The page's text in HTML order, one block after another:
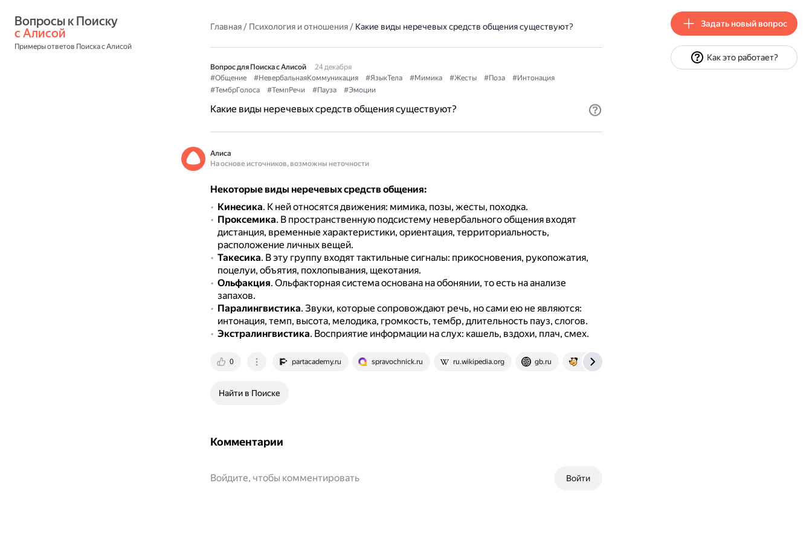
с Алисой
Примеры ответов Поиска с Алисой
Главная/ Психология и отношения/ Какие виды неречевых средств общения существуют?
Вопрос для Поиска с Алисой
24 декабря
#Общение
#НевербальнаяКоммуникация #ЯзыкТела #Мимика #Жесты #Поза
#Интонация
#ТембрГолоса
#ТемпРечи #Пауза #Эмоции
Какие виды неречевых средств общения существуют?
Алиса
На основе источников, возможны неточности
Некоторые виды неречевых средств общения:
Кинесика. К ней относятся движения: мимика, позы, жесты, походка.
Проксемика. В пространственную подсистему невербального общения входят
дистанция, временные характеристики, ориентация, территориальность,
расположение личных вещей.
Такесика. В эту группу входят тактильные сигналы: прикосновения, рукопожатия,
поцелуи, объятия, похлопывания, щекотания.
Ольфакция. Ольфакторная система основана на обонянии, то есть на анализе
запахов.
Паралингвистика. Звуки, которые сопровождают речь, но сами ею не являются:
интонация, темп, высота, мелодика, громкость, тембр, длительность пауз, слогов.
Экстралингвистика. Восприятие информации на слух: кашель, вздохи, плач, смех.
0 partacademy.ru spravochnick.ru ru.wikipedia.org gb.ru www.unisender.com
Найти в Поиске
Комментарии
Войти
Войдите, чтобы комментировать
Задать новый вопрос
Как это работает?